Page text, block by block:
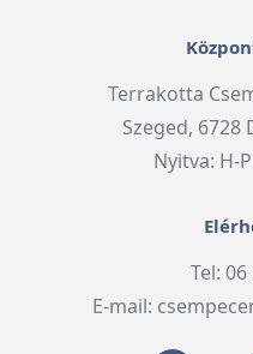
Terrakotta
Szeged,
Nyitva: H-
Tel:
E-mail: